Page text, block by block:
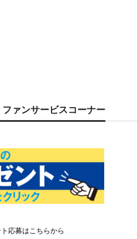
ァンサービスコーナー
応募はこちらから